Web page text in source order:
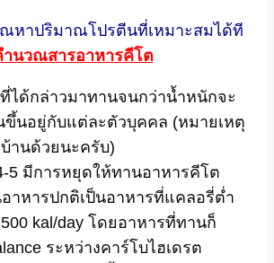
หาปริมาณโปรตีนที่เหมาะสมได้ที
ำนวณสารอาหารคีโต
ได้กล่าวมาทานจนกว่าน้ำหนักจะ
ขึ้นอยู่กับแต่ละตัวบุคคล (หมายเหตุ
านด้วยนะครับ)
5 มีการหยุดให้ทานอาหารคีโต
าหารปกติเป็นอาหารที่แคลอรี่ต่ำ
kal/day โดยอาหารที่ทานก็
ระหว่างคาร์โบไฮเดรต